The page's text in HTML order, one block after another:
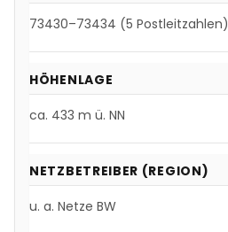
73430–73434 (5 Postleitzahlen)
HÖHENLAGE
ca. 433 m ü. NN
NETZBETREIBER (REGION)
u. a. Netze BW